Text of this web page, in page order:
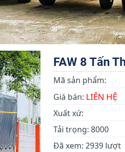
FAW 8 Tấn
Mã sản phẩm:
Giá bán: LIÊN HỆ
Xuất xứ:
Tải trọng: 8000
Đã xem: 2939 lượt